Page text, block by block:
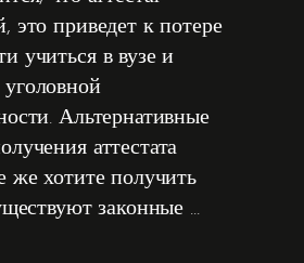
это приведет к потере
учиться в вузе и
Альтернативные
аттестата
же хотите получить
законные